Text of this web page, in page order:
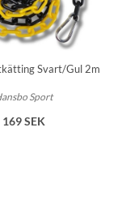
Svart/Gul 2m
Sport
169 SEK